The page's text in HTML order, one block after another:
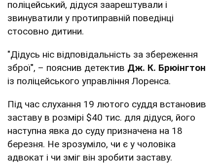
поліцейський, дідуся заарештували і
звинуватили у протиправній поведінці
стосовно дитини.
"Дідусь ніс відповідальність за збереження
зброї", – пояснив детектив Дж. К. Брюінгтон
із поліцейського управління Лоренса.
Під час слухання 19 лютого суддя встановив
заставу в розмірі $40 тис. для дідуся, його
наступна явка до суду призначена на 18
березня. Не зрозуміло, чи є у чоловіка
адвокат і чи зміг він зробити заставу.